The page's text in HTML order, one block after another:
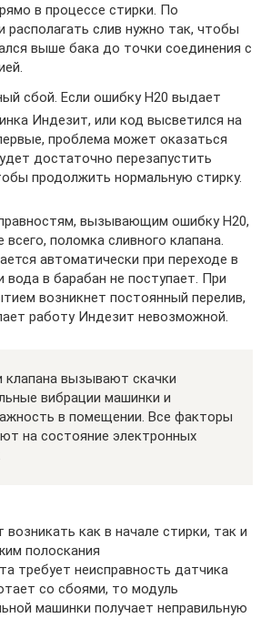
в процессе стирки. По
располагать слив нужно так, чтобы
выше бака до точки соединения с
сбой. Если ошибку Н20 выдает
Индезит, или код высветился на
проблема может оказаться
достаточно перезапустить
продолжить нормальную стирку.
вызывающим ошибку Н20,
поломка сливного клапана.
автоматически при переходе в
вода в барабан не поступает. При
возникнет постоянный перелив,
работу Индезит невозможной.
клапана вызывают скачки
вибрации машинки и
в помещении. Все факторы
на состояние электронных
как в начале стирки, так и
полоскания
требует неисправность датчика
со сбоями, то модуль
машинки получает неправильную